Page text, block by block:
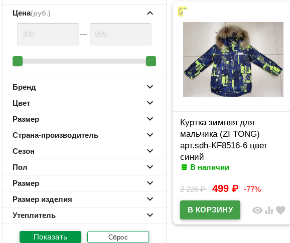
Цена(руб.)
—
Бренд
Цвет
Размер
Страна-производитель
Сезон
Пол
Размер
Размер изделия
Утеплитель
Сброс
Куртка зимняя для
мальчика (ZI TONG)
арт.sdh-KF8516-6 цвет
синий
В наличии
2 226₽ 499 ₽ -77%
visibility equalizer favorite